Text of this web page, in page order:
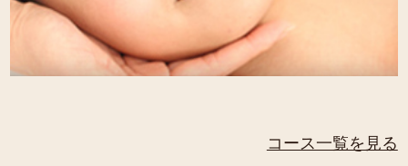
コース一覧を見る